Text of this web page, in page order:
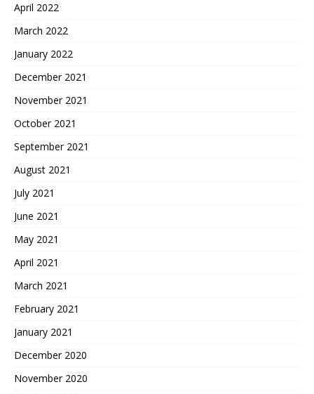
April 2022
March 2022
January 2022
December 2021
November 2021
October 2021
September 2021
August 2021
July 2021
June 2021
May 2021
April 2021
March 2021
February 2021
January 2021
December 2020
November 2020